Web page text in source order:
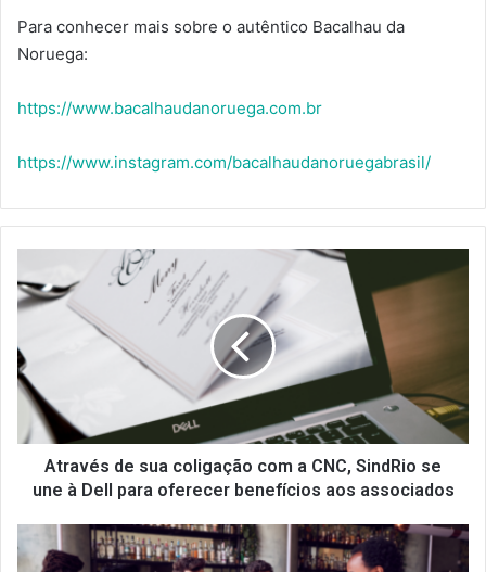
Para conhecer mais sobre o autêntico Bacalhau da
Noruega:
https://www.bacalhaudanoruega.com.br
https://www.instagram.com/bacalhaudanoruegabrasil/
de
sua
com
a
CNC,
SindRio
se
oferecer
Através de sua coligação com a CNC, SindRio se
une à Dell para oferecer benefícios aos associados
em